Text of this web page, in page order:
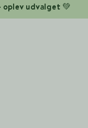
udvalget 💚